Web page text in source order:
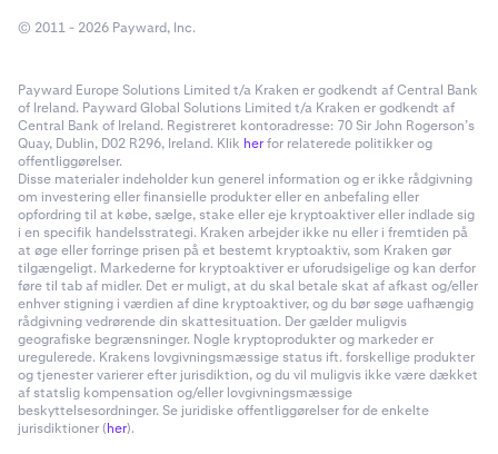
© 2011 - 2026 Payward, Inc.
Payward Europe Solutions Limited t/a Kraken er godkendt af Central Bank
of Ireland. Payward Global Solutions Limited t/a Kraken er godkendt af
Central Bank of Ireland. Registreret kontoradresse: 70 Sir John Rogerson’s
Quay, Dublin, D02 R296, Ireland. Klik herfor relaterede politikker og
offentliggørelser.
Disse materialer indeholder kun generel information og er ikke rådgivning
om investering eller finansielle produkter eller en anbefaling eller
opfordring til at købe, sælge, stake eller eje kryptoaktiver eller indlade sig
i en specifik handelsstrategi. Kraken arbejder ikke nu eller i fremtiden på
at øge eller forringe prisen på et bestemt kryptoaktiv, som Kraken gør
tilgængeligt. Markederne for kryptoaktiver er uforudsigelige og kan derfor
føre til tab af midler. Det er muligt, at du skal betale skat af afkast og/eller
enhver stigning i værdien af dine kryptoaktiver, og du bør søge uafhængig
rådgivning vedrørende din skattesituation. Der gælder muligvis
geografiske begrænsninger. Nogle kryptoprodukter og markeder er
uregulerede. Krakens lovgivningsmæssige status ift. forskellige produkter
og tjenester varierer efter jurisdiktion, og du vil muligvis ikke være dækket
af statslig kompensation og/eller lovgivningsmæssige
beskyttelsesordninger. Se juridiske offentliggørelser for de enkelte
jurisdiktioner (her).